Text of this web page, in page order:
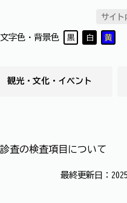
文字色・背景色 黒 白 黄
観光・文化・イベント
査の検査項目について
最終更新日：